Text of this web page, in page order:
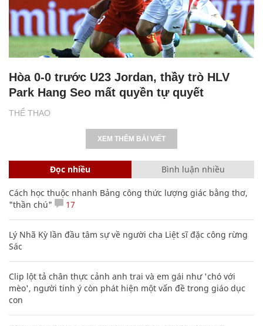
THỂ THAO
Hòa 0-0 trước U23 Jordan, thầy trò HLV
Park Hang Seo mất quyền tự quyết
XEM THÊM BÀI VIẾT
Đọc nhiều Bình luận nhiều
Cách học thuộc nhanh Bảng công thức lượng giác bằng thơ,
"thần chú"
17
Lý Nhã Kỳ lần đầu tâm sự về người cha Liệt sĩ đặc công rừng
Sác
Clip lột tả chân thực cảnh anh trai và em gái như 'chó với
mèo', người tinh ý còn phát hiện một vấn đề trong giáo dục
con